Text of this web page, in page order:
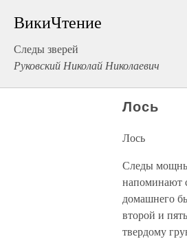
ВикиЧтение
Следы зверей
Руковский Николай Николаевич
Лось
Лось
Следы
напоминают
домашнего
второй и
твердому